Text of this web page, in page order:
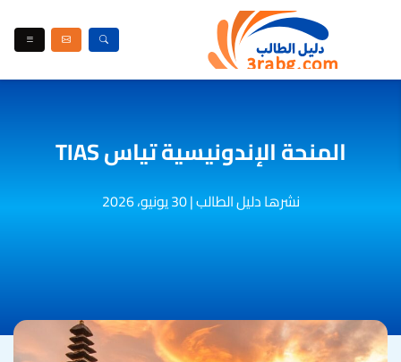
المنحة الإندونيسية تياس TIAS
نشرها دليل الطالب|30 يونيو، 2026